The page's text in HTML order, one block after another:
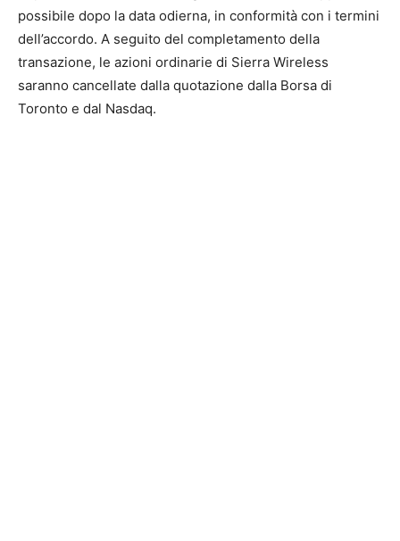
possibile dopo la data odierna, in conformità con i termini
dell’accordo. A seguito del completamento della
transazione, le azioni ordinarie di Sierra Wireless
saranno cancellate dalla quotazione dalla Borsa di
Toronto e dal Nasdaq.